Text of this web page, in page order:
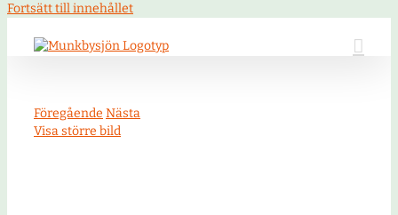
Fortsätt till innehållet
Föregående Nästa
Visa större bild